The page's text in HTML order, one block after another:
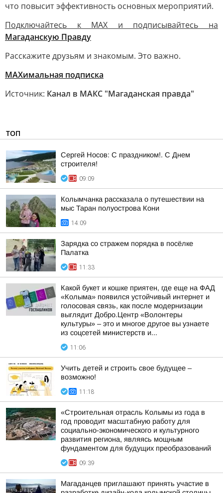
что повысит эффективность основных мероприятий.
Подключайтесь к MAX и подписывайтесь на
Магаданскую Правду
Расскажите друзьям и знакомым. Это важно.
МАХимальная подписка
Источник: Канал в МАКС "Магаданская правда"
ТОП
Сергей Носов: С праздником!. С Днем
строителя!
09:09
Колымчанка рассказала о путешествии на
мыс Таран полуострова Кони
14:09
Зарядка со стражем порядка в посёлке
Палатка
11:33
Какой букет и кошке приятен, где еще на ФАД
«Колыма» появился устойчивый интернет и
голосовая связь, как после модернизации
выглядит Добро.Центр «Волонтеры
культуры» – это и многое другое вы узнаете
из соцсетей министерств и...
11:06
Учить детей и строить свое будущее –
возможно!
11:18
«Строительная отрасль Колымы из года в
год проводит масштабную работу для
социально-экономического и культурного
развития региона, являясь мощным
фундаментом для будущих преобразований
09:39
Магаданцев приглашают принять участие в